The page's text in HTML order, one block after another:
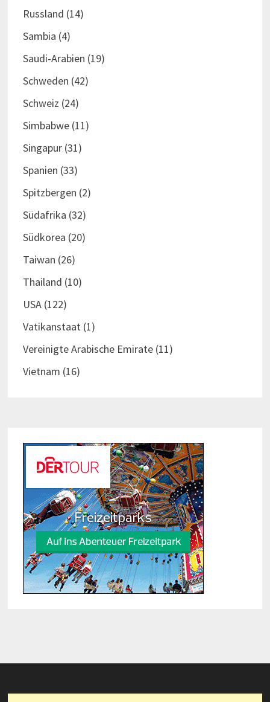
Russland (14)
Sambia (4)
Saudi-Arabien (19)
Schweden (42)
Schweiz (24)
Simbabwe(11)
Singapur(31)
Spanien (33)
Spitzbergen (2)
Südafrika (32)
Südkorea (20)
Taiwan (26)
Thailand (10)
USA(122)
Vatikanstaat (1)
Vereinigte Arabische Emirate(11)
Vietnam (16)